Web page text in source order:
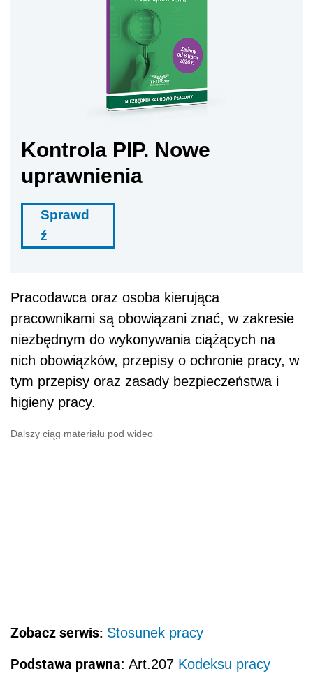
Kontrola PIP. Nowe
uprawnienia
Sprawd
ź
Pracodawca oraz osoba kierująca
pracownikami są obowiązani znać, w zakresie
niezbędnym do wykonywania ciążących na
nich obowiązków, przepisy o ochronie pracy, w
tym przepisy oraz zasady bezpieczeństwa i
higieny pracy.
Dalszy ciąg materiału pod wideo
Zobacz serwis: Stosunek pracy
Podstawa prawna: Art.207 Kodeksu pracy